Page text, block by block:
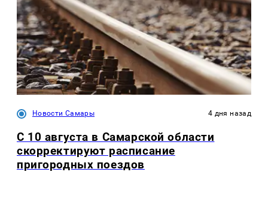
Новости Самары 4 дня назад
С 10 августа в Самарской области
скорректируют расписание
пригородных поездов